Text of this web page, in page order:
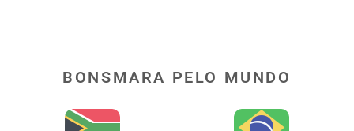
BONSMARA PELO MUNDO